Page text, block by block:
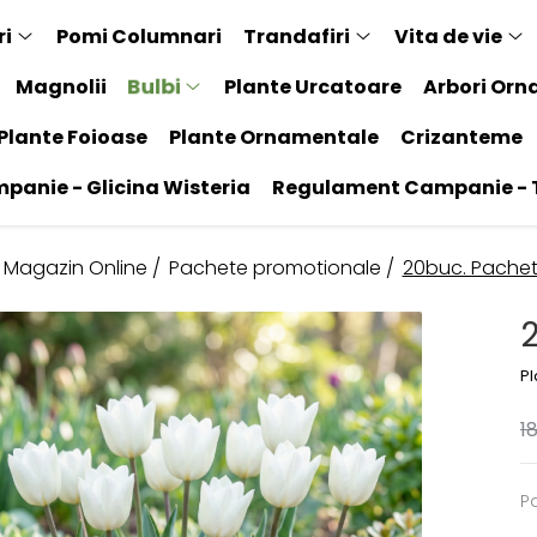
Pomi Columnari Trandafiri Vita de vie
Magnolii Bulbi Plante Urcatoare
Arbori
Foioase
Plante Ornamentale
Crizanteme
- Glicina Wisteria
Regulament Campanie
Online / Pachete promotionale / 20buc.